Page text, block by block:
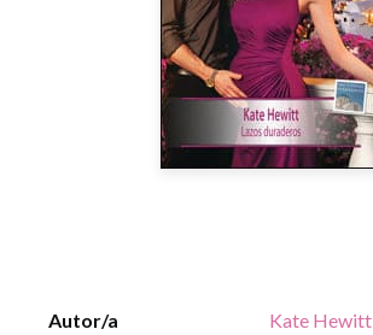
Autor/a Kate Hewitt